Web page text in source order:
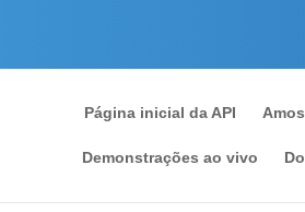
Página inicial da API
Demonstrações ao vivo